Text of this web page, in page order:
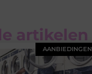
artikelen
AANBIEDINGEN